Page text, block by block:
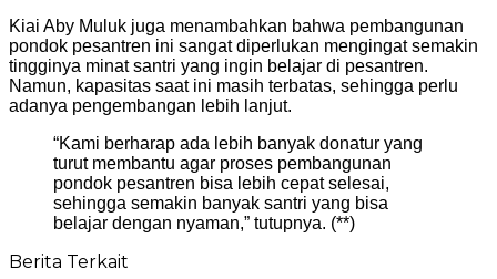
Kiai Aby Muluk juga menambahkan bahwa pembangunan
pondok pesantren ini sangat diperlukan mengingat semakin
tingginya minat santri yang ingin belajar di pesantren.
Namun, kapasitas saat ini masih terbatas, sehingga perlu
adanya pengembangan lebih lanjut.
“Kami berharap ada lebih banyak donatur yang
turut membantu agar proses pembangunan
pondok pesantren bisa lebih cepat selesai,
sehingga semakin banyak santri yang bisa
belajar dengan nyaman,” tutupnya. (**)
Berita Terkait